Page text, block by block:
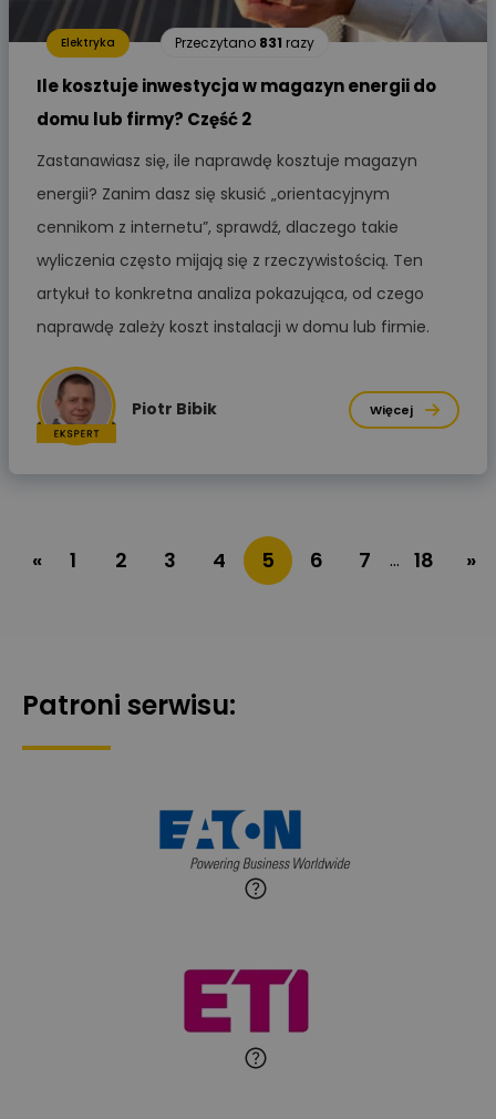
Elektryka Przeczytano 831 razy
Ile kosztuje inwestycja w magazyn energii do
domu lub firmy? Część 2
Zastanawiasz się, ile naprawdę kosztuje magazyn
energii? Zanim dasz się skusić „orientacyjnym
cennikom z internetu”, sprawdź, dlaczego takie
wyliczenia często mijają się z rzeczywistością. Ten
artykuł to konkretna analiza pokazująca, od czego
naprawdę zależy koszt instalacji w domu lub firmie.
Piotr Bibik Więcej
« 1 2 3 4 5 6 7 … 18 »
Patroni serwisu: